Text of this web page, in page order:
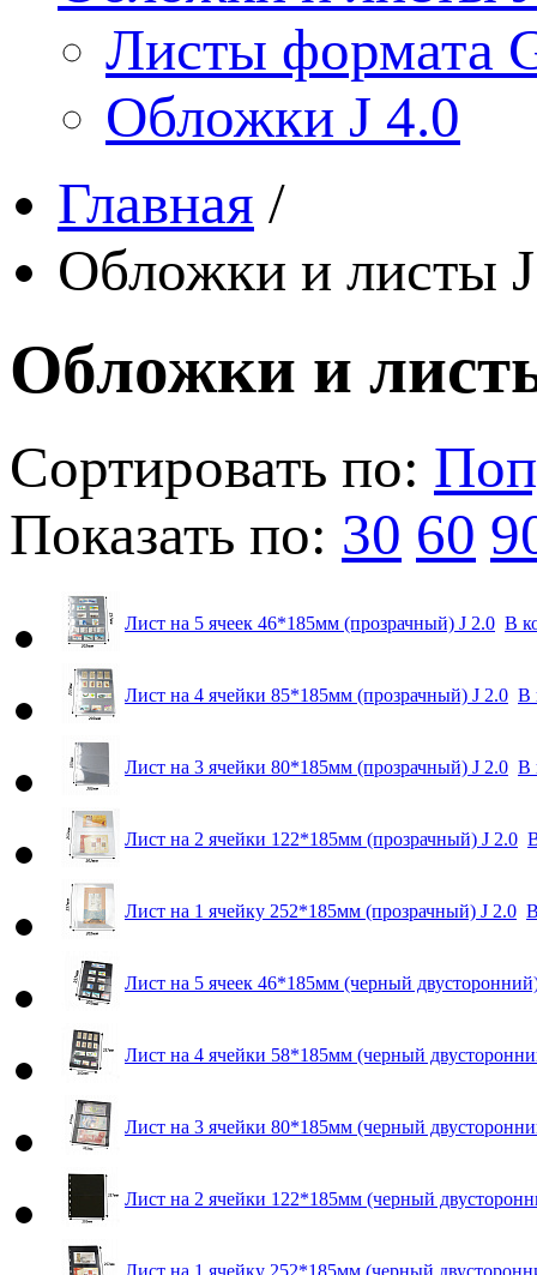
Листы формата
Обложки J 4.0
Главная /
Обложки и листы
Обложки и
Сортировать по:
Показать по: 30 60
Лист на 5 ячеек 46*185мм (прозрачный) J 2.0 В
Лист на 4 ячейки 85*185мм (прозрачный) J 2.0 В
Лист на 3 ячейки 80*185мм (прозрачный) J 2.0 В
Лист на 2 ячейки 122*185мм (прозрачный) J 2.0
Лист на 1 ячейку 252*185мм (прозрачный) J 2.0
Лист на 5 ячеек 46*185мм (черный
Лист на 4 ячейки 58*185мм (черный
Лист на 3 ячейки 80*185мм (черный
Лист на 2 ячейки 122*185мм (черный
Лист на 1 ячейку 252*185мм (черный